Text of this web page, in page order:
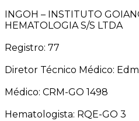
INGOH – INSTITUTO
HEMATOLOGIA S/S LTDA
Registro: 77
Diretor Técnico Médico:
Médico: CRM-GO 1498
Hematologista: RQE-GO 3